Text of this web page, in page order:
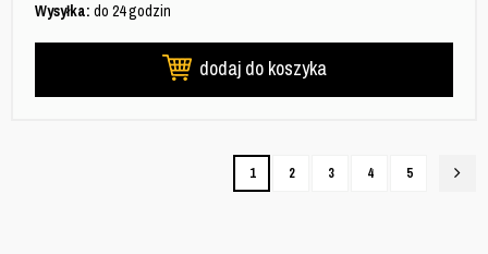
Wysyłka: do 24 godzin
dodaj do koszyka
1 2 3 4 5